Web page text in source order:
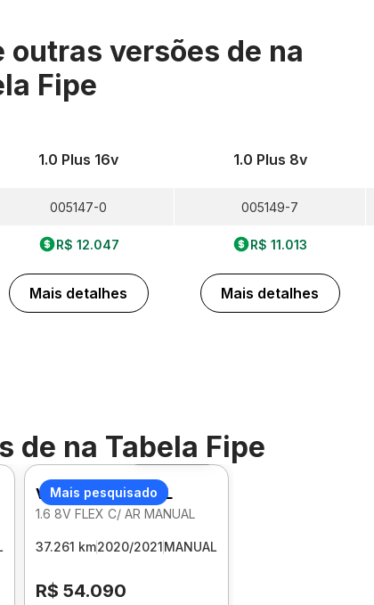
outras versões de na
Fipe
1.0 Plus 16v
005147-0
R$ 12.047
Mais detalhes
1.0 Plus 8v
005149-7
R$ 11.013
Mais detalhes
de na Tabela Fipe
Mais pesquisado
Foto 360º
VOLKSWAGEN GOL
1.6 8V FLEX C/ AR MANUAL
37.261 km2020/2021MANUAL
R$ 54.090